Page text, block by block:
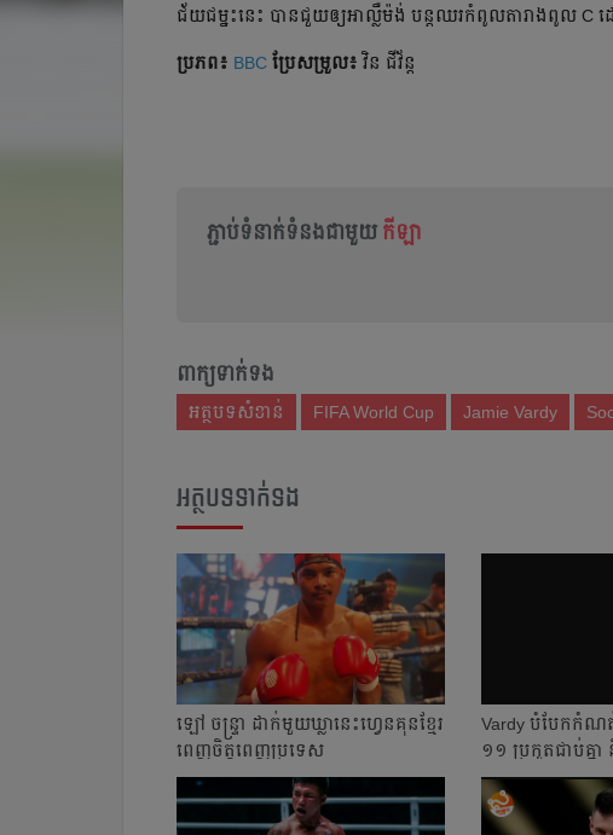
ជ័យ​ជម្នះ​នេះ​ បាន​ជួយ​ឲ្យ​អាល្លឺម៉ង់​ ​​​បន្ត​ឈរ​កំពូល​តារាង​ពូល​
ប្រភព៖ BBC ប្រែ​សម្រួល៖ វិន ជីវ័ន្ត​
ភ្ជាប់ទំនាក់ទំនងជាមួយ កីឡា
ពាក្យទាក់ទង
អត្ថបទសំខាន់ FIFA World Cup Jamie Vardy
អត្ថបទទាក់ទង
​ឡៅ ចន្ទ្រា ដាក់​មួយ​ឃ្លា​នេះ​​ហ្វេន​គុនខ្មែរ​
ពេញ​ចិត្ត​ពេញ​ប្រទេស​
Vardy បំបែក​កំណ
១១ ប្រកួត​ជាប់​គ្នា